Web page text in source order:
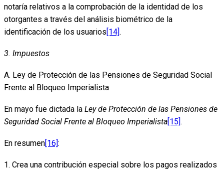
notaría relativos a la comprobación de la identidad de los
otorgantes a través del análisis biométrico de la
identificación de los usuarios [14] .
3. Impuestos
A. Ley de Protección de las Pensiones de Seguridad Social
Frente al Bloqueo Imperialista
En mayo fue dictada la Ley de Protección de las Pensiones de
Seguridad Social Frente al Bloqueo Imperialista [15] .
En resumen [16] :
1. Crea una contribución especial sobre los pagos realizados